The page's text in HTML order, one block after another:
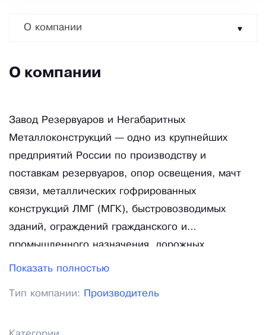
О компании
О компании
Завод Резервуаров и Негабаритных
Металлоконструкций — одно из крупнейших
предприятий России по производству и
поставкам резервуаров, опор освещения, мачт
связи, металлических гофрированных
конструкций ЛМГ (МГК), быстровозводимых
зданий, ограждений гражданского и
промышленного назначения, дорожных
барьерных ограждений. Главными направлениями
проектирование и изготовление сварных
Показать полностью
Тип компании: Производитель